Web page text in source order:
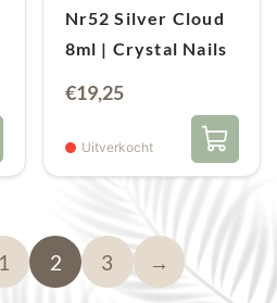
Nr52 Silver Cloud
8ml | Crystal Nails
€19,25
Uitverkocht
1 2 3 →